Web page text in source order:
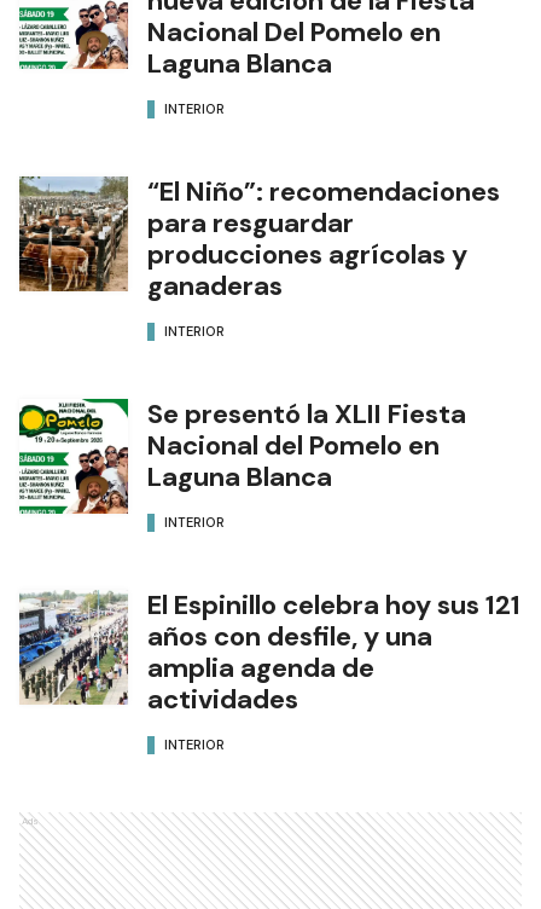
Nacional Del Pomelo en
Laguna Blanca
INTERIOR
“El Niño”: recomendaciones
para resguardar
producciones agrícolas y
ganaderas
INTERIOR
Se presentó la XLII Fiesta
Nacional del Pomelo en
Laguna Blanca
INTERIOR
El Espinillo celebra hoy sus 121
años con desfile, y una
amplia agenda de
actividades
INTERIOR
Ads